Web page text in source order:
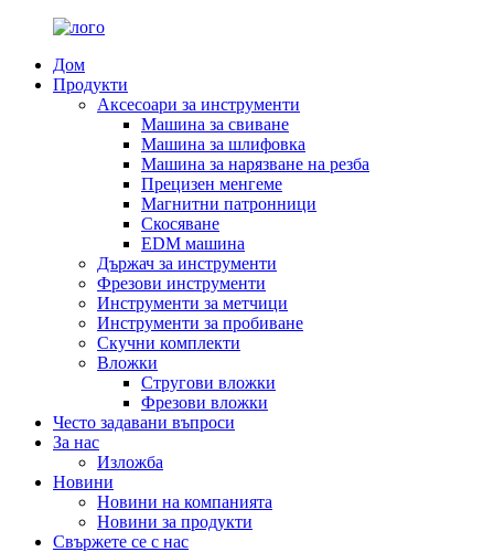
Дом
Продукти
Аксесоари за инструменти
Машина за свиване
Машина за шлифовка
Машина за нарязване на резба
Прецизен менгеме
Магнитни патронници
Скосяване
EDM машина
Държач за инструменти
Фрезови инструменти
Инструменти за метчици
Инструменти за пробиване
Скучни комплекти
Вложки
Стругови вложки
Фрезови вложки
Често задавани въпроси
За нас
Изложба
Новини
Новини на компанията
Новини за продукти
Свържете се с нас